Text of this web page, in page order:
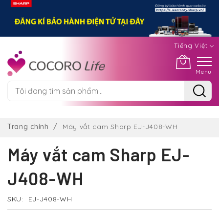
Tiếng Việt
Menu
nộiTrang chính Máy vắt cam Sharp EJ-J408-WH
Máy vắt cam Sharp EJ-
J408-WH
SKU EJ-J408-WH